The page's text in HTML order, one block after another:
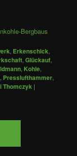
Bergbaus
, Erkenschick,
,Glückauf,
, Kohle,
, Presslufthammer,
Thomczyk |